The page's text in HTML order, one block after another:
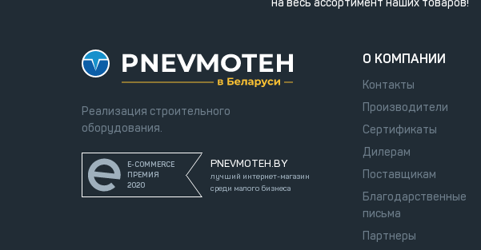
на весь ассортимент наших товаров!
Реализация строительного
оборудования.
E-COMMERCE
ПРЕМИЯ
2020
PNEVMOTEH.BY
лучший интернет-магазин
среди малого бизнеса
О КОМПАНИИ
Контакты
Производители
Сертификаты
Дилерам
Поставщикам
Благодарственные
письма
Партнеры